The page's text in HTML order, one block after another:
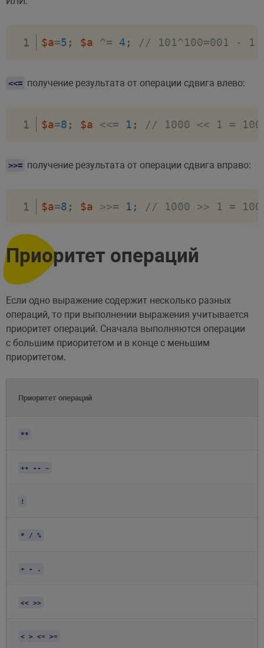
$a=5 ; $a ^= 4 ; // 101^100=001 - 1
<<= получение результата от операции сдвига влево:
$a=8 ; $a <<= 1 ; // 1000 << 1 =
>>= получение результата от операции сдвига вправо:
$a=8 ; $a >>= 1 ; // 1000 >> 1 =
Приоритет операций
Если одно выражение содержит несколько разных
операций, то при выполнении выражения учитывается
приоритет операций. Сначала выполняются операции
с большим приоритетом и в конце с меньшим
приоритетом.
Приоритет операций
**
++ -- ~
!
* / %
+ - .
<< >>
< > <= >=